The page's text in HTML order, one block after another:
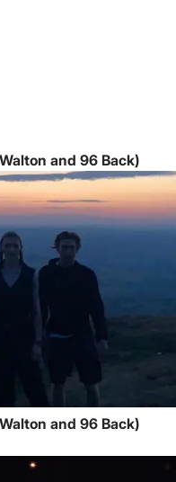
and 96 Back)
and 96 Back)